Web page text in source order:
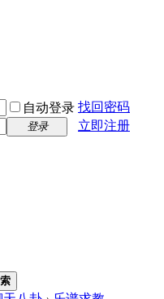
自动登录 找回密码
登录 立即注册